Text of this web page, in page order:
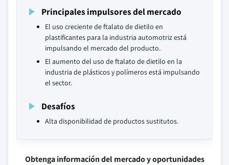
Principales impulsores del mercado
El uso creciente de ftalato de dietilo en
plastificantes para la industria automotriz está
impulsando el mercado del producto.
El aumento del uso de ftalato de dietilo en la
industria de plásticos y polímeros está impulsando
el sector.
Desafíos
Alta disponibilidad de productos sustitutos.
Obtenga información del mercado y oportunidades